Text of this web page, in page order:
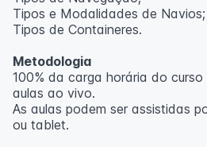
Outras informações
inscritos serão avisados
O IPETEC reserva-se o direito
caso não atinja o número
Professora:
Tipos e Modalidades de Navios;
Tipos de Containeres.
Metodologia
100% da carga horária do
aulas ao vivo.
As aulas podem ser assistidas
ou tablet.